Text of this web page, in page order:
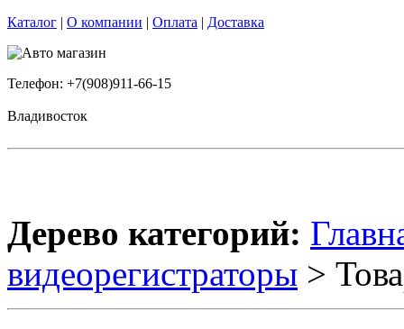
Каталог | О компании | Оплата | Доставка
Телефон: +7(908)911-66-15
Владивосток
Дерево категорий:
видеорегистраторы >